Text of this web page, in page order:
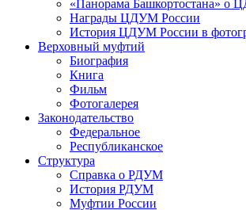
«Панорама Башкортостана» о
Награды ЦДУМ России
История ЦДУМ России в
Верховный муфтий
Биография
Книга
Фильм
Фотогалерея
Законодательство
Федеральное
Республиканское
Структура
Справка о РДУМ
История РДУМ
Муфтии России